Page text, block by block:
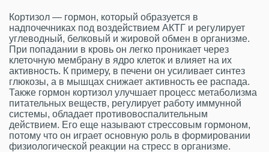
Кортизол — гормон, который образуется в
надпочечниках под воздействием АКТГ и регулирует
углеводный, белковый и жировой обмен в организме.
При попадании в кровь он легко проникает через
клеточную мембрану в ядро клеток и влияет на их
активность. К примеру, в печени он усиливает синтез
глюкозы, а в мышцах снижает активность ее распада.
Также гормон кортизол улучшает процесс метаболизма
питательных веществ, регулирует работу иммунной
системы, обладает противовоспалительным
действием. Его еще называют стрессовым гормоном,
потому что он играет основную роль в формировании
физиологической реакции на стресс в организме.